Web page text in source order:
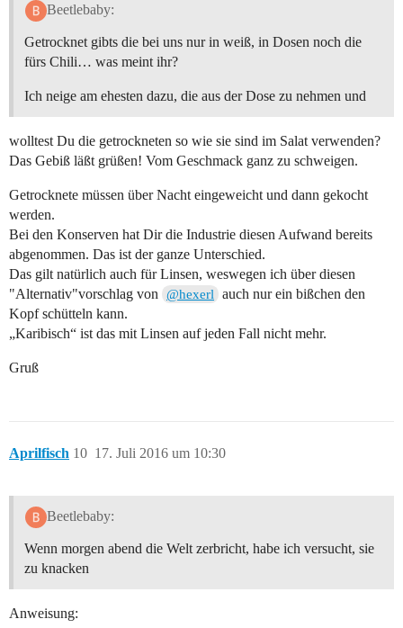
Beetlebaby:
Getrocknet gibts die bei uns nur in weiß, in Dosen noch die
fürs Chili… was meint ihr?
Ich neige am ehesten dazu, die aus der Dose zu nehmen und
wolltest Du die getrockneten so wie sie sind im Salat verwenden?
Das Gebiß läßt grüßen! Vom Geschmack ganz zu schweigen.
Getrocknete müssen über Nacht eingeweicht und dann gekocht
werden.
Bei den Konserven hat Dir die Industrie diesen Aufwand bereits
abgenommen. Das ist der ganze Unterschied.
Das gilt natürlich auch für Linsen, weswegen ich über diesen
"Alternativ"vorschlag von
@hexerl
auch nur ein bißchen den
Kopf schütteln kann.
„Karibisch“ ist das mit Linsen auf jeden Fall nicht mehr.
Gruß
Aprilfisch 17. Juli 2016 um 10:30
10
Beetlebaby:
Wenn morgen abend die Welt zerbricht, habe ich versucht, sie
zu knacken
Anweisung: